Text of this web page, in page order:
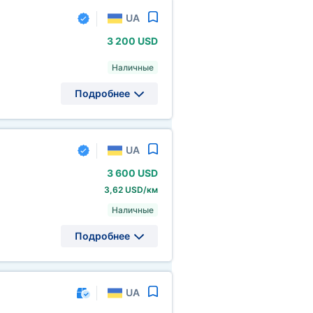
UA
3 200 USD
Наличные
Подробнее
UA
3 600 USD
3,62 USD/км
Наличные
Подробнее
UA